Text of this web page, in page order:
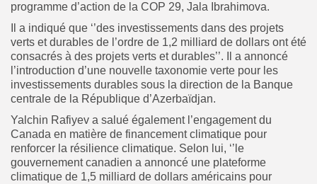
programme d’action de la COP 29, Jala Ibrahimova.
Il a indiqué que ‘’des investissements dans des projets
verts et durables de l’ordre de 1,2 milliard de dollars ont été
consacrés à des projets verts et durables’’. Il a annoncé
l’introduction d’une nouvelle taxonomie verte pour les
investissements durables sous la direction de la Banque
centrale de la République d’Azerbaïdjan.
Yalchin Rafiyev a salué également l’engagement du
Canada en matière de financement climatique pour
renforcer la résilience climatique. Selon lui, ‘’le
gouvernement canadien a annoncé une plateforme
climatique de 1,5 milliard de dollars américains pour